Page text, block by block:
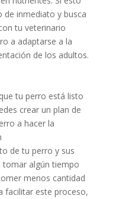
de inmediato y busca
tu veterinario
a adaptarse a la
de los adultos.
tu perro está listo
crear un plan de
a hacer la
de tu perro y sus
tomar algún tiempo
menos cantidad
facilitar este proceso,